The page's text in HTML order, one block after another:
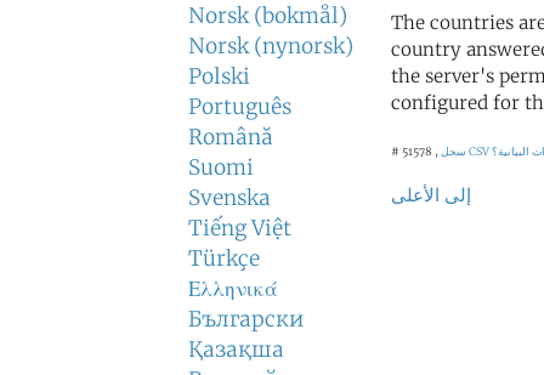
Norsk (bokmål)
Norsk (nynorsk)
Polski
Português
Română
Suomi
Svenska
Tiếng Việt
Türkçe
Ελληνικά
Български
Қазақша
The countries
country
the server's
configured for
# 51578 , سجل CSVالبيانية؟
إلى الأعلى